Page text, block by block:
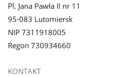
Pl. Jana Pawła II nr 11
95-083 Lutomiersk
NIP 7311918005
Regon 730934660
KONTAKT